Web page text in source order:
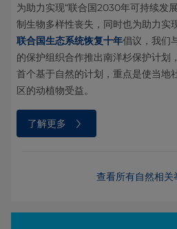
为助力实现“联合国2030年可持续发
制生物多样性丧失，同时也为助力实
联合国生态系统恢复十年倡议，我们
的保护组织合作推出南洋杉保护计划
首个基于自然的计划，重点是使当地
区的动植物受益。
了解更多
查看所有自然相关